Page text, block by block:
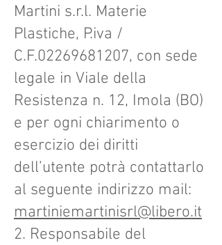
Martini s.r.l. Materie
Plastiche, P.iva /
C.F.02269681207, con sede
legale in Viale della
Resistenza n. 12, Imola (BO)
e per ogni chiarimento o
esercizio dei diritti
dell’utente potrà contattarlo
al seguente indirizzo mail:
martiniemartinisrl@libero.it
2. Responsabile del